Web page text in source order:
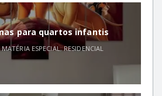
para quartos infantis
MATÉRIA ESPECIAL,RESIDENCIAL